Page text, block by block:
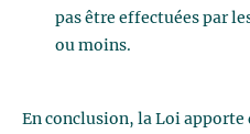
pas être effectuées par
ou moins.
En conclusion, la Loi apporte